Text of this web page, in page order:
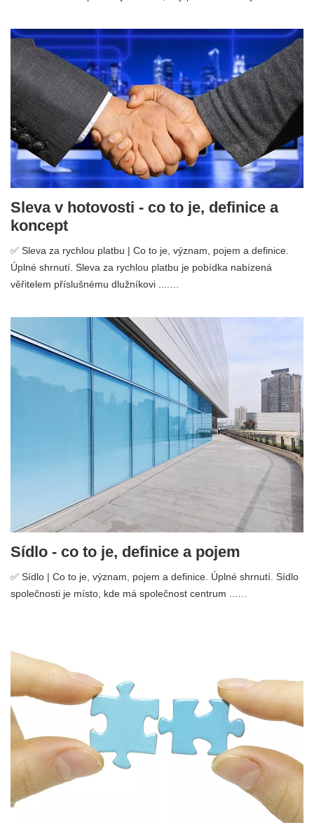
Sleva v hotovosti - co to je, definice a
koncept
✅ Sleva za rychlou platbu | Co to je, význam, pojem a definice.
Úplné shrnutí. Sleva za rychlou platbu je pobídka nabízená
věřitelem příslušnému dlužníkovi ....…
Sídlo - co to je, definice a pojem
✅ Sídlo | Co to je, význam, pojem a definice. Úplné shrnutí. Sídlo
společnosti je místo, kde má společnost centrum ...…